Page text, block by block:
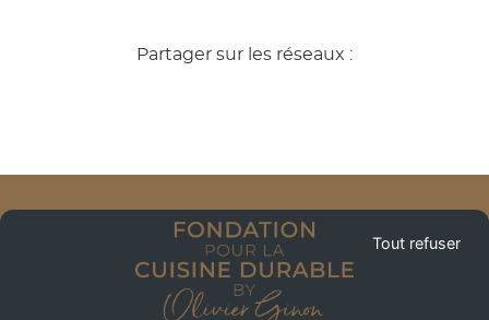
Partager sur les réseaux :
Tout refuser